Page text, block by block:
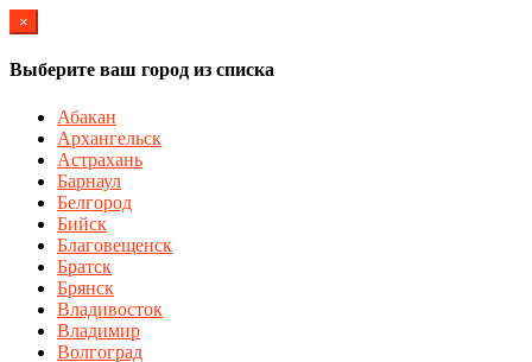
×
Выберите ваш город из списка
Абакан
Архангельск
Астрахань
Барнаул
Белгород
Бийск
Благовещенск
Братск
Брянск
Владивосток
Владимир
Волгоград